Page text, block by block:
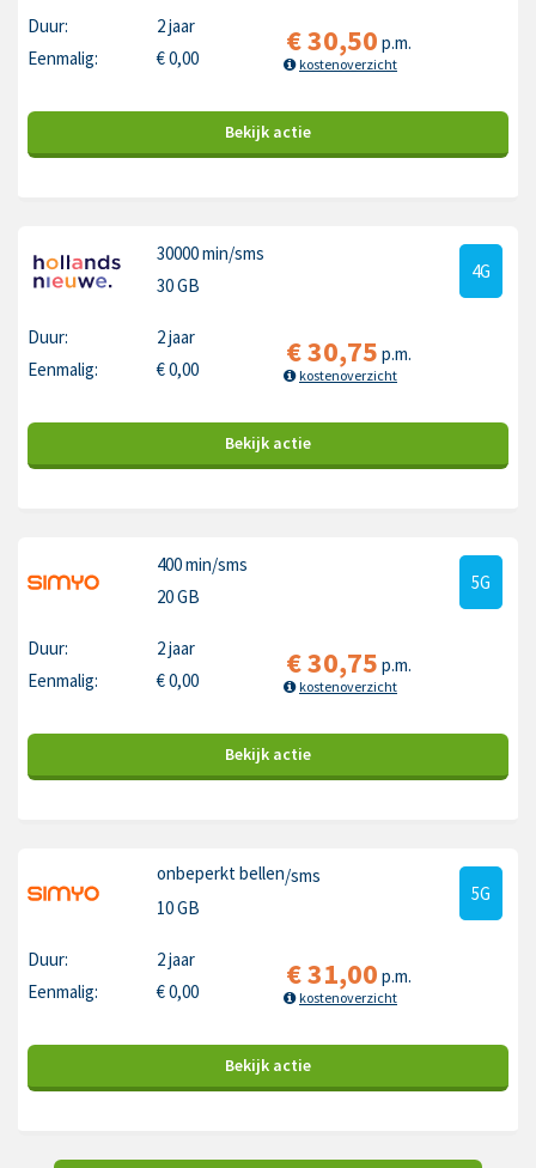
Duur:
2 jaar
Eenmalig:
€0,00 €30,50 p.m.
kostenoverzicht
Bekijk actie
30000 min/sms
30 GB
4G
Duur:
2 jaar
Eenmalig:
€0,00 €30,75 p.m.
kostenoverzicht
Bekijk actie
400 min/sms
20 GB
5G
Duur:
2 jaar
Eenmalig:
€0,00 €30,75 p.m.
kostenoverzicht
Bekijk actie
onbeperkt bellen/sms
10 GB
5G
Duur:
2 jaar
Eenmalig:
€0,00 €31,00 p.m.
kostenoverzicht
Bekijk actie